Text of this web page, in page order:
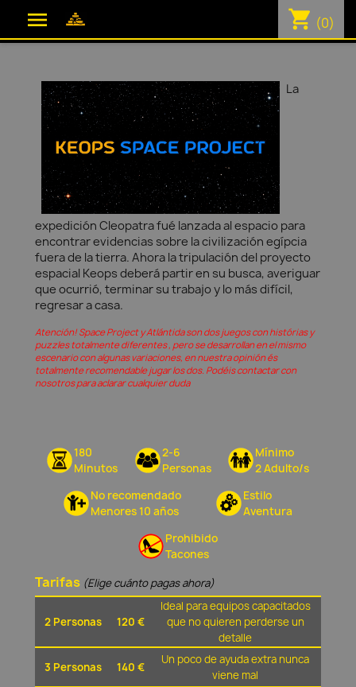
 shopping_cart (0)
La
expedición Cleopatra fué lanzada al espacio para
encontrar evidencias sobre la civilización egípcia
fuera de la tierra. Ahora la tripulación del proyecto
espacial Keops deberá partir en su busca, averiguar
que ocurrió, terminar su trabajo y lo más difícil,
regresar a casa.
Atención! Space Project y Atlántida son dos juegos con histórias y
puzzles totalmente diferentes , pero se desarrollan en el mismo
escenario con algunas variaciones, en nuestra opinión és
totalmente recomendable jugar los dos. Podéis contactar con
nosotros para aclarar cualquier duda
180
Minutos
2-6
Personas
Mínimo
2 Adulto/s
No recomendado
Menores 10 años
Estilo
Aventura
Prohibido
Tacones
Tarifas (Elige cuánto pagas ahora)
2 Personas 120 €
Ideal para equipos capacitados
que no quieren perderse un
detalle
3 Personas 140 €
Un poco de ayuda extra nunca
viene mal